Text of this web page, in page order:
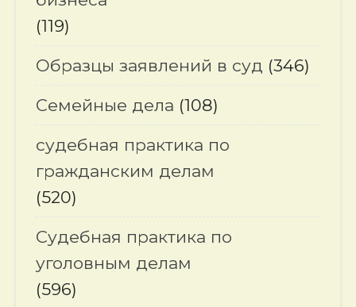
(119)
Образцы заявлений в суд (346)
Семейные дела (108)
судебная практика по
гражданским делам
(520)
Судебная практика по
уголовным делам
(596)